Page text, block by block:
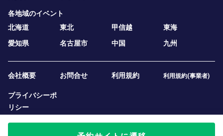
各地域のイベント
北海道
東北 甲信越
東海
愛知県
名古屋市 中国 九州
会社概要 お問合せ 利用規約 利用規約(事業者)
プライバシーポ
リシー